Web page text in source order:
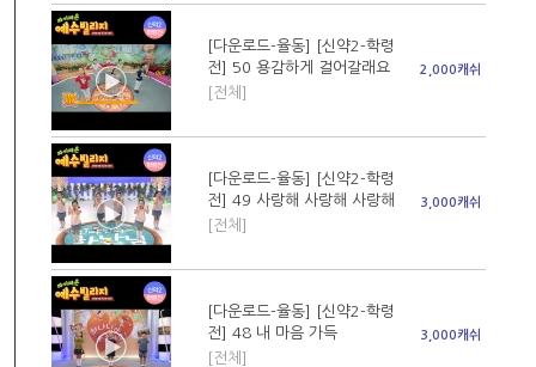
[다운로드-율동] [신약2-학령
전] 50 용감하게 걸어갈래요
[전체]
2,000캐쉬
[다운로드-율동] [신약2-학령
전] 49 사랑해 사랑해 사랑해
[전체]
3,000캐쉬
[다운로드-율동] [신약2-학령
전] 48 내 마음 가득
[전체]
3,000캐쉬